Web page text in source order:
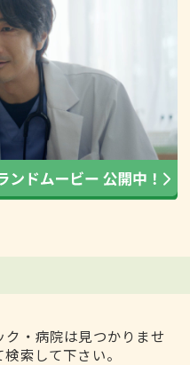
・病院は見つかりませ
索して下さい。